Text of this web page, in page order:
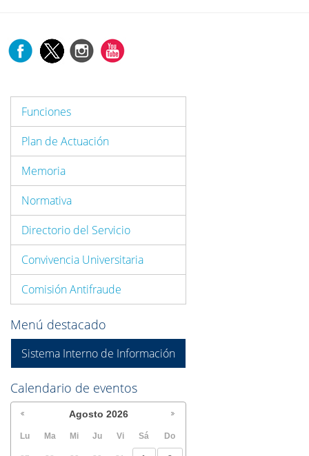
Funciones
Plan de Actuación
Memoria
Normativa
Directorio del Servicio
Convivencia Universitaria
Comisión Antifraude
Menú destacado
Sistema Interno de Información
Calendario de eventos
Agosto 2026
Lu Ma Mi Ju Vi Sá Do